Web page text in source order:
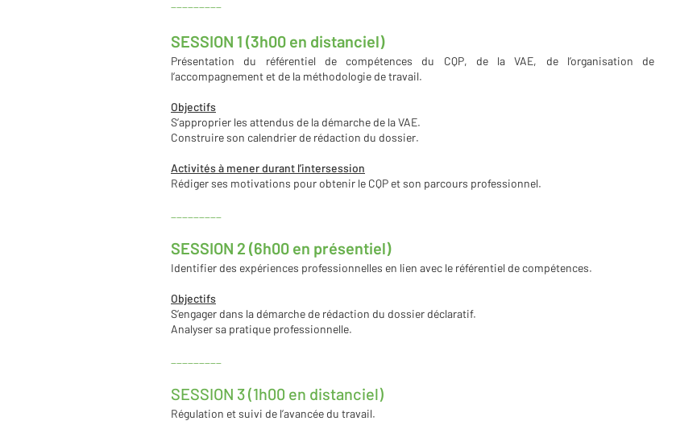
SESSION 1 (3h00 en distanciel)
Présentation du référentiel de compétences du CQP, de la VAE, de l’organisation de
l’accompagnement et de la méthodologie de travail.
Objectifs
S’approprier les attendus de la démarche de la VAE.
Construire son calendrier de rédaction du dossier.
Activités à mener durant l’intersession
Rédiger ses motivations pour obtenir le CQP et son parcours professionnel.
SESSION 2 (6h00 en présentiel)
Identifier des expériences professionnelles en lien avec le référentiel de compétences.
Objectifs
S’engager dans la démarche de rédaction du dossier déclaratif.
Analyser sa pratique professionnelle.
SESSION 3 (1h00 en distanciel)
Régulation et suivi de l’avancée du travail.